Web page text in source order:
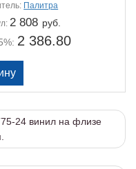
Палитра
2 808 руб.
2 386.80
24 винил на флизе